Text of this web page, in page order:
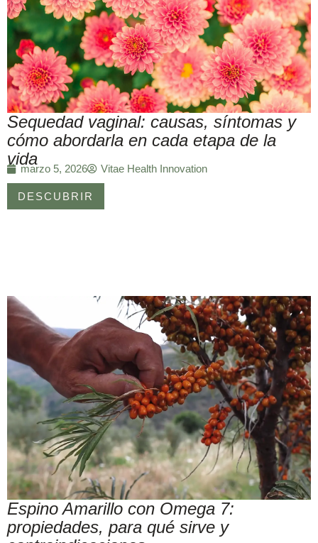
Sequedad vaginal: causas, síntomas y
cómo abordarla en cada etapa de la
vida
marzo 5, 2026 Vitae Health Innovation
DESCUBRIR
Espino Amarillo con Omega 7:
propiedades, para qué sirve y